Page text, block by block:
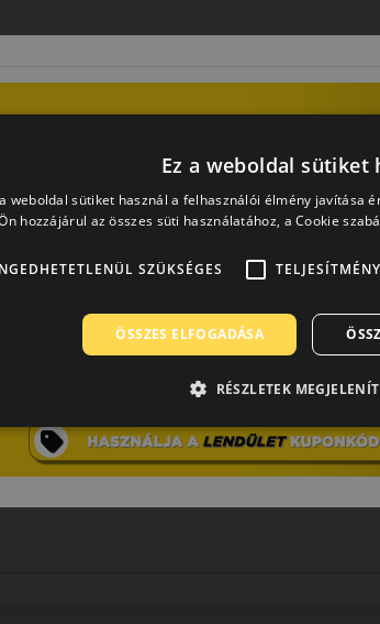
kielégítse, a gumiabroncsgyártó mottót is
és innováció”. Tajvan legjelentősebb
közlekedhessünk az utakon.
de kínálatukban gyakorlatilag minden jármű
országban, a világ valamennyi kontinensén
és több díjjal is jutalmazták már a
akik elérhető áron keresnek megbízható
Ez a weboldal sütiket
weboldal sütiket használ a felhasználói élmény javítása
hozzájárul az összes süti használatához, a Cookie
SZÜKSÉGES TELJESÍTMÉNY
ÖSSZES ELFOGADÁSA
RÉSZLETEK